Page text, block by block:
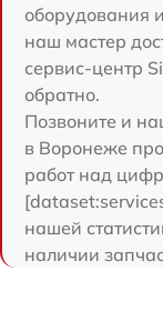
оборудования
наш мастер
сервис-центр
обратно.
Позвоните и
в Воронеже
работ над
нашей
наличии